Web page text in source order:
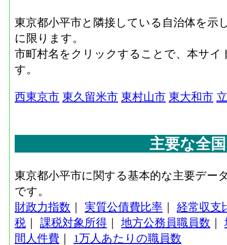
東京都小平市と隣接している自治体を示
に限ります。
市町村名をクリックすることで、本サ
す。
西東京市 東久留米市 東村山市 東大和市
主要な全
東京都小平市に関する基本的な主要デ
です。
財政力指数 ｜ 実質公債費比率 ｜ 経常収支
税 ｜ 課税対象所得 ｜ 地方公務員職員数 ｜
間人件費 ｜ 1万人あたりの職員数